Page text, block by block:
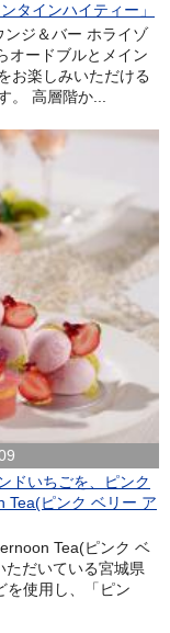
タインハイティー」
ジ＆バー ホライゾ
オードブルとメイン
お楽しみいただける
。 高層階か...
ドいちごを、ピンク
Tea(ピンク ベリー ア
Tea(ピンク ベ
ただいている宮城県
を使用し、「ピン